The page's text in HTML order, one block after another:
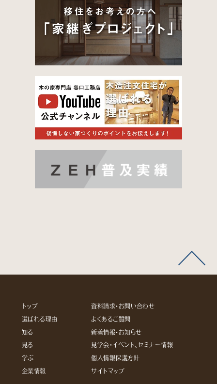
トップ
選ばれる理由
知る
見る
学ぶ
企業情報
資料請求・お問い合わせ
よくあるご質問
新着情報・お知らせ
見学会・イベント、セミナー情報
個人情報保護方針
サイトマップ